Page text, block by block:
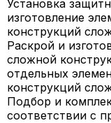
Установка
изготовление
конструкций
Раскрой и
сложной
отдельных
конструкций
Подбор и
соответствии с